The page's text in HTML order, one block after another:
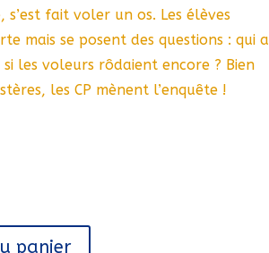
fait voler un os. Les élèves
mais se posent des questions : qui a
les voleurs rôdaient encore ? Bien
les CP mènent l’enquête !
panier